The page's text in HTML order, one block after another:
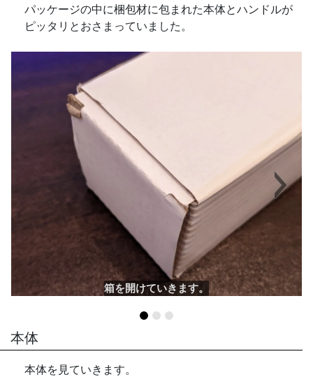
パッケージの中に梱包材に包まれた本体とハンドルが
ピッタリとおさまっていました。
箱を開けていきます。
Next
本体
本体を見ていきます。